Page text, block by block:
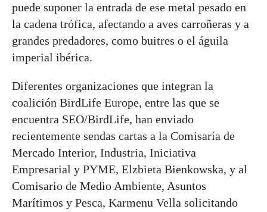
puede suponer la entrada de ese metal pesado en
la cadena trófica, afectando a aves carroñeras y a
grandes predadores, como buitres o el águila
imperial ibérica.
Diferentes organizaciones que integran la
coalición BirdLife Europe, entre las que se
encuentra SEO/BirdLife, han enviado
recientemente sendas cartas a la Comisaría de
Mercado Interior, Industria, Iniciativa
Empresarial y PYME, Elzbieta Bienkowska, y al
Comisario de Medio Ambiente, Asuntos
Marítimos y Pesca, Karmenu Vella solicitando